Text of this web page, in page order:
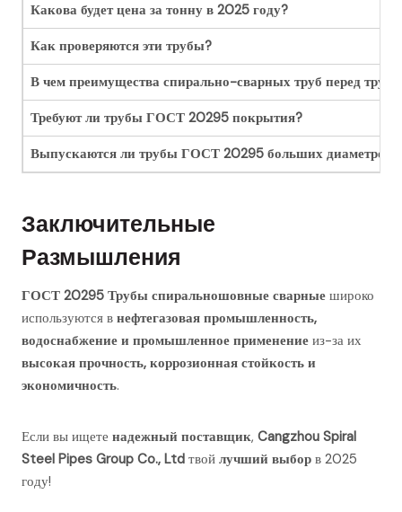
Какова будет цена за тонну в 2025 году?
Как проверяются эти трубы?
В чем преимущества спирально-сварных труб перед
Требуют ли трубы ГОСТ 20295 покрытия?
Выпускаются ли трубы ГОСТ 20295 больших диаметров?
Заключительные
Размышления
ГОСТ 20295 Трубы спиральношовные сварные широко
используются в нефтегазовая промышленность,
водоснабжение и промышленное применение из-за их
высокая прочность, коррозионная стойкость и
экономичность.
Если вы ищете надежный поставщик, Cangzhou Spiral
Steel Pipes Group Co., Ltd твой лучший выбор в 2025
году!